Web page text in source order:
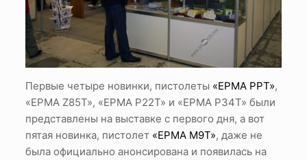
Первые четыре новинки, пистолеты «ЕРМА РРТ»,
«ЕРМА Z85Т», «EPMA P22T» и «EPMA P34T» были
представлены на выставке с первого дня, а вот
пятая новинка, пистолет «ЕРМА М9Т», даже не
была официально анонсирована и появилась на